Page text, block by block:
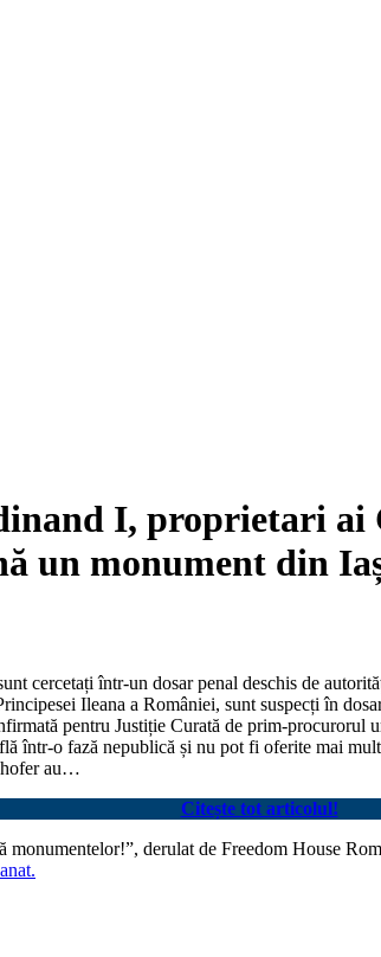
I, proprietari
un monument din
cercetați într-un dosar penal deschis de
Ileana a României, sunt suspecți în
pentru Justiție Curată de prim-
într-o fază nepublică și nu pot fi oferite mai
au…
Citește tot articolul!
derulat de Freedom House